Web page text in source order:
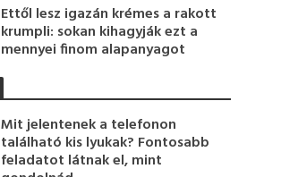
Ettől lesz igazán krémes a rakott
krumpli: sokan kihagyják ezt a
mennyei finom alapanyagot
Mit jelentenek a telefonon
található kis lyukak? Fontosabb
feladatot látnak el, mint